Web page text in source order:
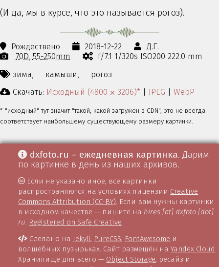
(И да, мы в курсе, что это называется рогоз).
Рождествено 2018-12-22
Д.Г.
70D 55-250mm
f/7.1 1/320s ISO200 222.0 mm
зима,
камыши,
рогоз
Скачать: Исходный (4800 ⨉ 3206)* JPEG WebP
* "исходный" тут значит "такой, какой загружен в CDN", это не всегда
соответствует наибольшему существующему размеру картинки.
dxfoto.ru – ежедневная картинка. Дарим
по картинке в день из наших архивов.
Если не указано иное, все картинки
распространяются на условиях лицензии Creative
Commons Attribution (CC-BY). Если вам нужны картинки
в исходном качестве — пишите на hires [at] dxfoto [dot]
ru. Registered on Safe Creative
Сделано на Jekyll, PureCSS, FontAwesome и
волшебных пузырьках. Сайт размещён наYandex Cloud.
Хранилище для всего — Object Storage, ресайз и